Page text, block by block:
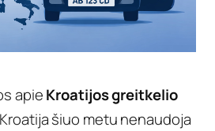
apieKroatijos greitkelio
šiuo metu nenaudoja